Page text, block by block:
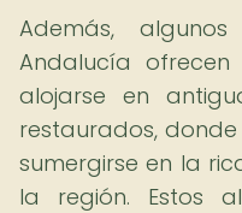
Además,
Andalucía
alojarse en
restaurados,
sumergirse en la
la región. Estos